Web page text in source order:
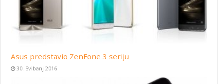
Asus predstavio ZenFone 3 seriju
30. Svibanj 2016